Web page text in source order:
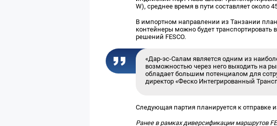
W), среднее время в пути составляет около
В импортном направлении из Танзании
контейнеры можно будет
решений FESCO.
«Дар-эс-Салам является одним из
возможностью через него выходить на
обладает большим потенциалом для
директор «Феско Интегрированный
Следующая партия планируется к отправке
Ранее в рамках диверсификации маршрутов